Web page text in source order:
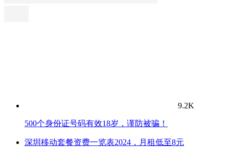
9.2K
500个身份证号码有效18岁，谨防被骗！
深圳移动套餐资费一览表2024，月租低至8元